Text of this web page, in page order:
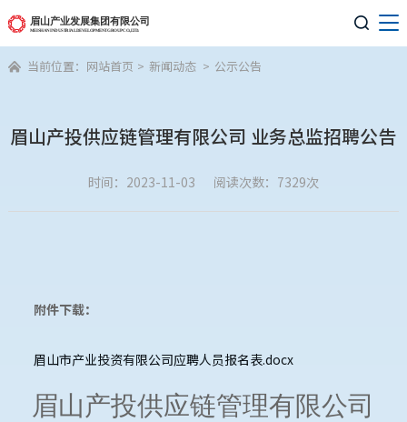

 当前位置： 网站首页 > 新闻动态 > 公示公告
眉山产投供应链管理有限公司 业务总监招聘公告
时间：2023-11-03 阅读次数：7329次
附件下载：
眉山市产业投资有限公司应聘人员报名表.docx
眉山产投供应链管理有限公司